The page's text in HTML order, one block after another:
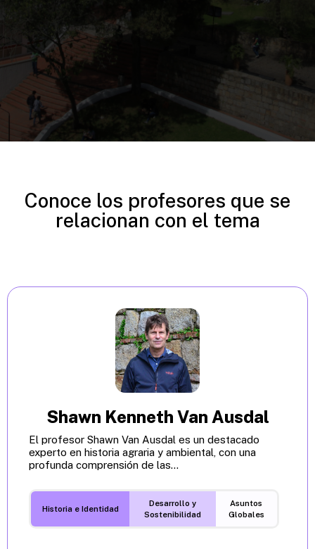
Conoce los profesores que se
relacionan con el tema
Shawn Kenneth Van Ausdal
El profesor Shawn Van Ausdal es un destacado
experto en historia agraria y ambiental, con una
profunda comprensión de las...
Historia e Identidad
Desarrollo y
Sostenibilidad
Asuntos
Globales